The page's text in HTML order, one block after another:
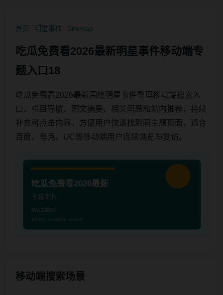
首页 明星事件 Sitemap
吃瓜免费看2026最新明星事件移动端专
题入口18
吃瓜免费看2026最新围绕明星事件整理移动端搜索入
口、栏目导航、图文摘要、相关问题和站内推荐，持续
补充可点击内容，方便用户快速找到同主题页面，适合
百度、夸克、UC等移动端用户连续浏览与复访。
移动端搜索场景